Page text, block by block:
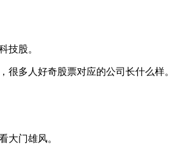
技股。
很多人好奇股票对应的公司长什么样。
大门雄风。